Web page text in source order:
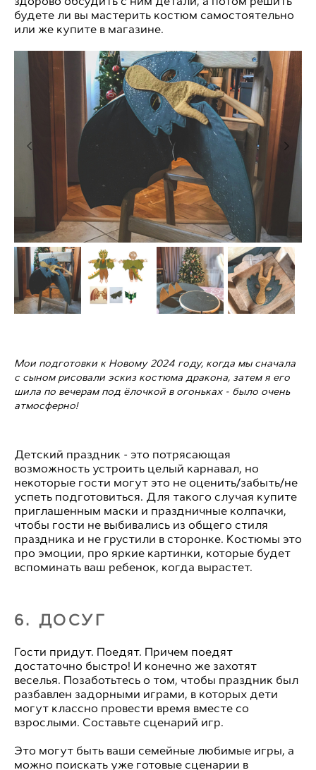
будете ли вы мастерить костюм самостоятельно
или же купите в магазине.
Мои подготовки к Новому 2024 году, когда мы сначала
с сыном рисовали эскиз костюма дракона, затем я его
шила по вечерам под ёлочкой в огоньках - было очень
атмосферно!
Детский праздник - это потрясающая
возможность устроить целый карнавал, но
некоторые гости могут это не оценить/забыть/не
успеть подготовиться. Для такого случая купите
приглашенным маски и праздничные колпачки,
чтобы гости не выбивались из общего стиля
праздника и не грустили в сторонке. Костюмы это
про эмоции, про яркие картинки, которые будет
вспоминать ваш ребенок, когда вырастет.
6. ДОСУГ
Гости придут. Поедят. Причем поедят
достаточно быстро! И конечно же захотят
веселья. Позаботьтесь о том, чтобы праздник был
разбавлен задорными играми, в которых дети
могут классно провести время вместе со
взрослыми. Составьте сценарий игр.
Это могут быть ваши семейные любимые игры, а
можно поискать уже готовые сценарии в